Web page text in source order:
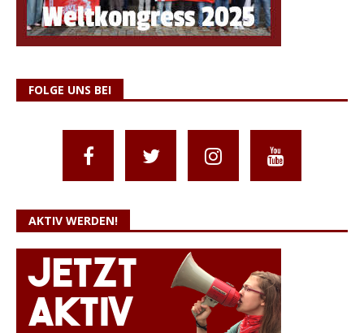
FOLGE UNS BEI
AKTIV WERDEN!